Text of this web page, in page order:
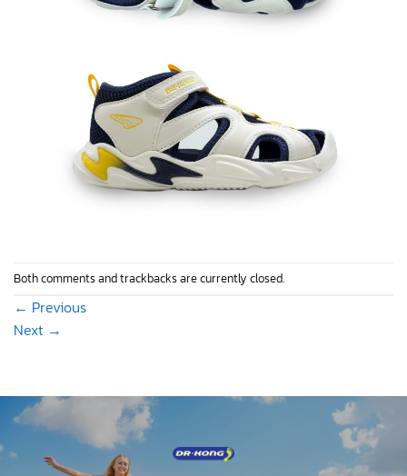
Both comments and trackbacks are currently closed.
← Previous
Next →